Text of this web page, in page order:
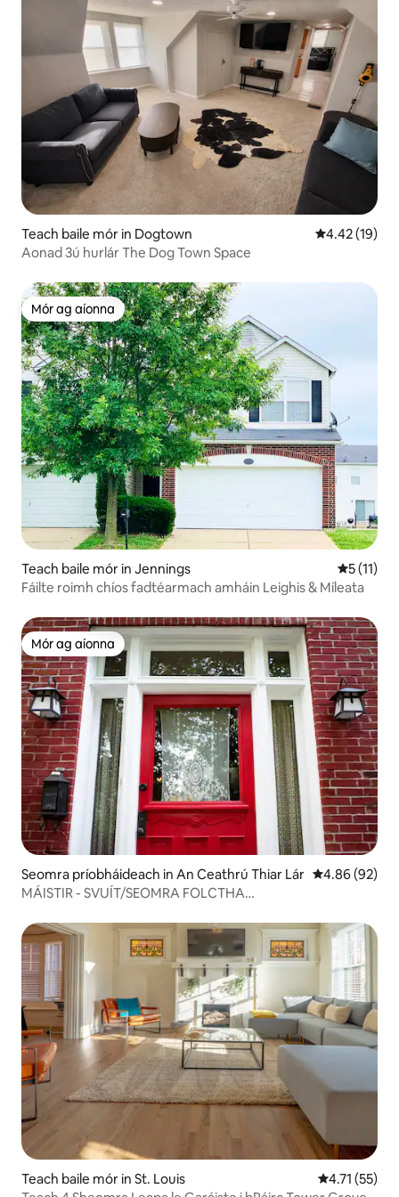
Teach baile mór in Dogtown Meánrátáil
4.42 (19)
Aonad 3ú hurlár The Dog Town Space
Mór ag aíonna
Mór ag aíonna
Teach baile mór in Jennings
5 (11)
Fáilte roimh chíos fadtéarmach amháin Leighis & Míleata
Mór ag aíonna
Mór ag aíonna
Seomra príobháideach in An Ceathrú Thiar Lár Meánrátáil
4.86 (92)
MÁISTIR - SVUÍT/SEOMRA FOLCTHA
Teach baile mór in St. Louis Meánrátáil
4.71 (55)